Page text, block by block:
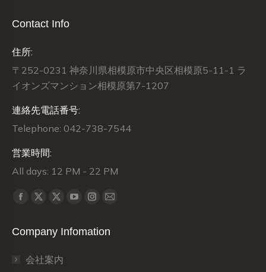
Contact Info
住所:
〒252-0231 神奈川県相模原市中央区相模原5-11-1 ラ
イオンズマンション相模原第7-1207
連絡先電話番号:
Telephone: 042-738-7544
営業時間:
All days: 12 PM - 22 PM
Find us on:
Facebook
opens
new
X
opens
new
X
opens
new
YouTube
opens
Instagram
opens
Mail
opens
Company Infomation
会社案内